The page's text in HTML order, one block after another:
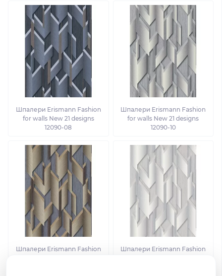
Шпалери Erismann Fashion
for walls New 21 designs
12090-08
Шпалери Erismann Fashion
for walls New 21 designs
12090-10
Шпалери Erismann Fashion
Шпалери Erismann Fashion